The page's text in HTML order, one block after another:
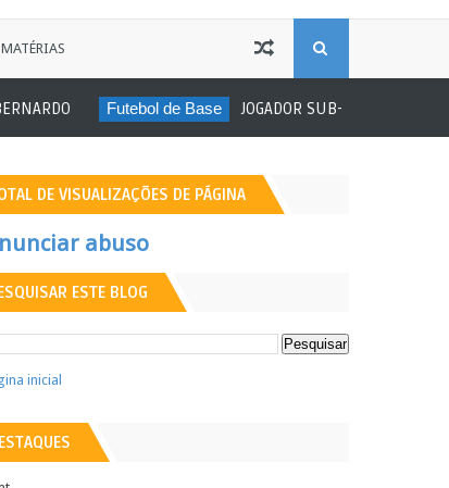
U
Futebol de Base JOGADOR SUB-20 DO ITUANO SOFRE ATO
DE VISUALIZAÇÕES DE PÁGINA
abuso
ESTE BLOG
inicial